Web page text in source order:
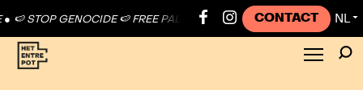
STOP GENOCIDE 🍉 FREE PALESTINE ● 🍉 STOP GENOCIDE 🍉 FREE
CONTACT NL ▼